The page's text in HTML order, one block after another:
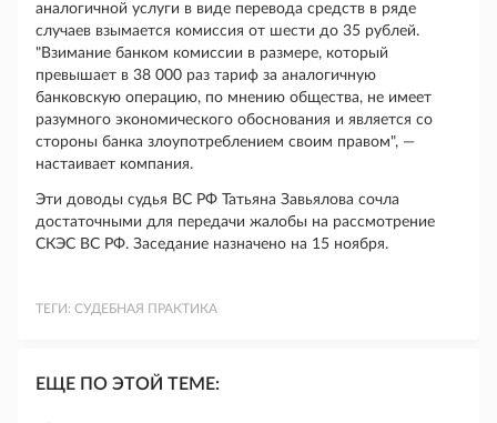
аналогичной услуги в виде перевода средств в ряде
случаев взымается комиссия от шести до 35 рублей.
"Взимание банком комиссии в размере, который
превышает в 38 000 раз тариф за аналогичную
банковскую операцию, по мнению общества, не имеет
разумного экономического обоснования и является со
стороны банка злоупотреблением своим правом", —
настаивает компания.
Эти доводы судья ВС РФ Татьяна Завьялова сочла
достаточными для передачи жалобы на рассмотрение
СКЭС ВС РФ. Заседание назначено на 15 ноября.
ТЕГИ: СУДЕБНАЯ ПРАКТИКА
ЕЩЕ ПО ЭТОЙ ТЕМЕ: